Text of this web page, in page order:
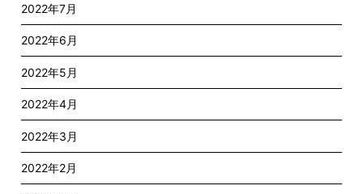
2022年7月
2022年6月
2022年5月
2022年4月
2022年3月
2022年2月